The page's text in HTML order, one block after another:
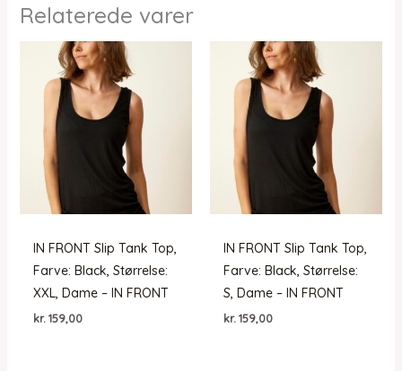
Relaterede varer
IN FRONT Slip Tank Top,
Farve: Black, Størrelse:
XXL, Dame – IN FRONT
kr. 159,00
IN FRONT Slip Tank Top,
Farve: Black, Størrelse:
S, Dame – IN FRONT
kr. 159,00